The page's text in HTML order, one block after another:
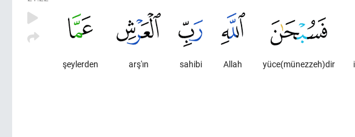
yüce(münezzeh)dir
Allah
sahibi
arş'ın
şeylerden